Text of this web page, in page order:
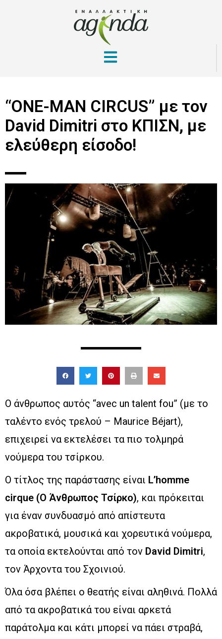
“ONE-MAN CIRCUS” με τον
David Dimitri στο ΚΠΙΣΝ, με
ελεύθερη είσοδο!
Ο άνθρωπος αυτός “avec un talent fou” (με το
ταλέντο ενός τρελού – Maurice Béjart),
επιχειρεί να εκτελέσει τα πιο τολμηρά
νούμερα του τσίρκου.
Ο τίτλος της παράστασης είναι L’homme
cirque (Ο Άνθρωπος Τσίρκο), και πρόκειται
για έναν συνδυασμό από απίστευτα
ακροβατικά, μουσικά και χορευτικά νούμερα,
τα οποία εκτελούνται από τον David Dimitri,
τον Άρχοντα του Σχοινιού.
Όλα όσα βλέπει ο θεατής είναι αληθινά. Πολλά
από τα ακροβατικά του είναι αρκετά
παράτολμα και κάτι μπορεί να πάει στραβά,